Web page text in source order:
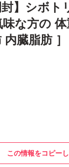
封】シボト
な方の
内臓脂肪
この情報をコピー